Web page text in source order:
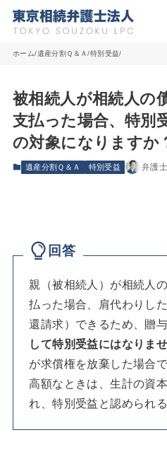
事務所の紹介
取扱業務
弁護士費用
よくある質問
アクセス
ホーム 遺産分割Ｑ＆Ａ 特別受益
被相続人が相続人の
支払った場合、特別
の対象になりますか
遺産分割Ｑ＆Ａ 特別受益 弁護
回答
親（被相続人）が相続人
払った場合、肩代わりし
還請求）できるため、贈
して特別受益にはなりま
が求償権を放棄した場合
高額なときは、生計の資
れ、特別受益と認められ